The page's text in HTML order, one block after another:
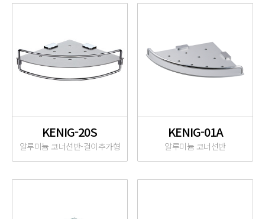
KENIG-20S
알루미늄 코너선반-걸이추가형
KENIG-01A
알루미늄 코너선반